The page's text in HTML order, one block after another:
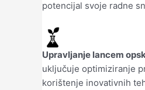
potencijal svoje radne
Upravljanje lancem
uključuje optimiziranje
korištenje inovativnih